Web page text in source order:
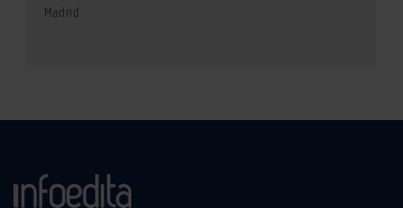
Madrid